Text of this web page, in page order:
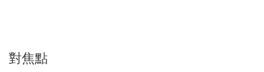
對焦點